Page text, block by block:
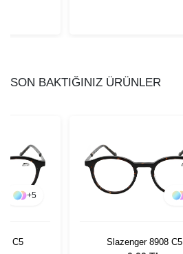
SON BAKTIĞINIZ ÜRÜNLER
+5
C5 Slazenger 8908 C5